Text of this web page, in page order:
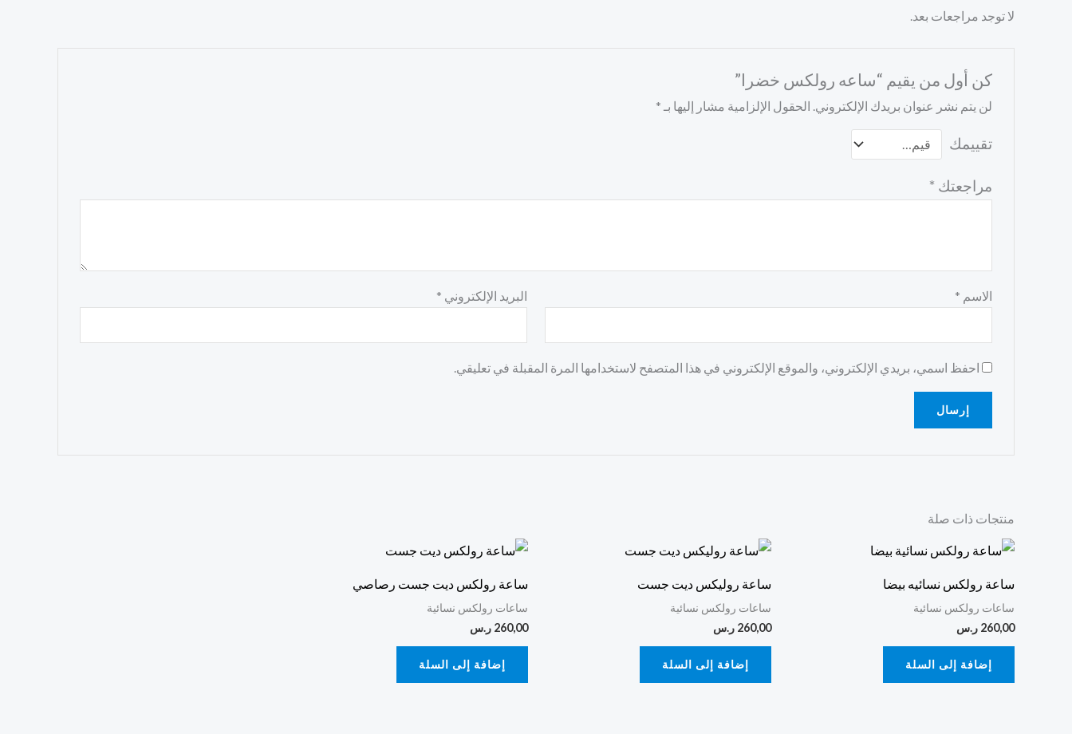
لا توجد مراجعات بعد.
كن أول من يقيم “ساعه رولكس خضرا”
لن يتم نشر عنوان بريدك الإلكتروني. الحقول الإلزامية مشار إليها بـ *
تقييمك
مراجعتك *
الاسم * البريد الإلكتروني *
احفظ اسمي، بريدي الإلكتروني، والموقع الإلكتروني في هذا المتصفح لاستخدامها المرة المقبلة في تعليقي.
منتجات ذات صلة
ساعة رولكس نسائيه بيضا
ساعات رولكس نسائية
260,00 ر.س
إضافة إلى السلة
ساعة روليكس ديت جست
ساعات رولكس نسائية
260,00 ر.س
إضافة إلى السلة
ساعة رولكس ديت جست رصاصي
ساعات رولكس نسائية
260,00 ر.س
إضافة إلى السلة